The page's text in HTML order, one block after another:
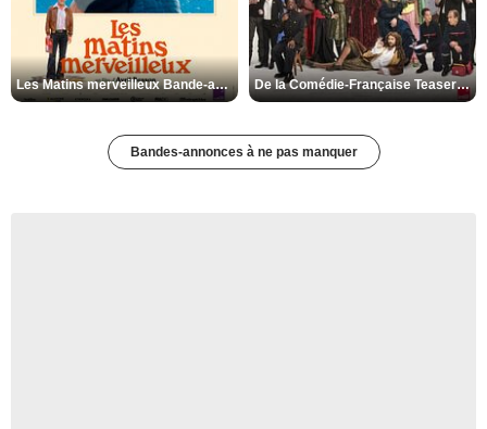
Les Matins merveilleux Bande-annonce VF De la Comédie-Française Teaser VF
Bandes-annonces à ne pas manquer